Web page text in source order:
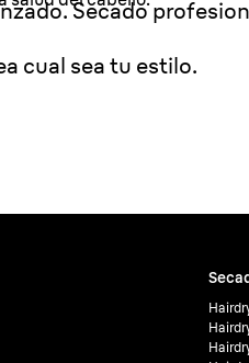
Secado
cual sea tu estilo.